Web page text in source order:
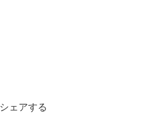
シェアする